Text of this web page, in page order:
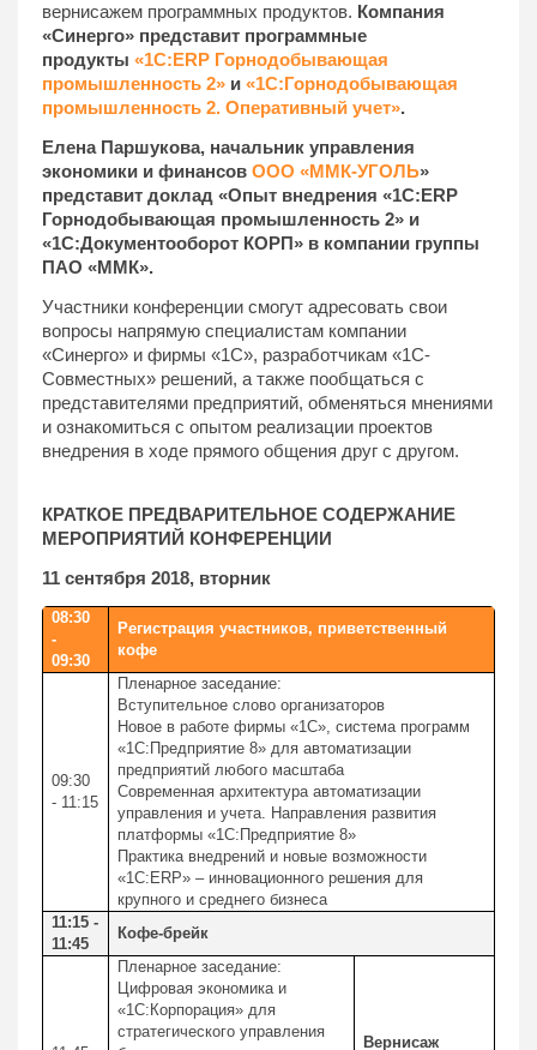
вернисажем программных продуктов. Компания
«Синерго» представит программные
продукты «1С:ERP Горнодобывающая
промышленность 2» и «1С:Горнодобывающая
промышленность 2. Оперативный учет».
Елена Паршукова, начальник управления
экономики и финансов ООО «ММК-УГОЛЬ»
представит доклад «Опыт внедрения «1С:ERP
Горнодобывающая промышленность 2» и
«1С:Документооборот КОРП» в компании группы
ПАО «ММК».
Участники конференции смогут адресовать свои
вопросы напрямую специалистам компании
«Синерго» и фирмы «1С», разработчикам «1С-
Совместных» решений, а также пообщаться с
представителями предприятий, обменяться мнениями
и ознакомиться с опытом реализации проектов
внедрения в ходе прямого общения друг с другом.
КРАТКОЕ ПРЕДВАРИТЕЛЬНОЕ СОДЕРЖАНИЕ
МЕРОПРИЯТИЙ КОНФЕРЕНЦИИ
11 сентября 2018, вторник
08:30
-
09:30
Регистрация участников, приветственный
кофе
09:30
- 11:15
Пленарное заседание:
Вступительное слово организаторов
Новое в работе фирмы «1С», система программ
«1С:Предприятие 8» для автоматизации
предприятий любого масштаба
Современная архитектура автоматизации
управления и учета. Направления развития
платформы «1С:Предприятие 8»
Практика внедрений и новые возможности
«1C:ERP» – инновационного решения для
крупного и среднего бизнеса
11:15 -
11:45
Кофе-брейк
Пленарное заседание:
Цифровая экономика и
«1С:Корпорация» для
стратегического управления
Вернисаж